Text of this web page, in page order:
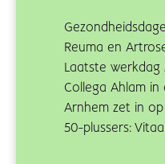
Reuma en
Laatste werkdag
Collega Ahlam in
Arnhem zet in
50-plussers: